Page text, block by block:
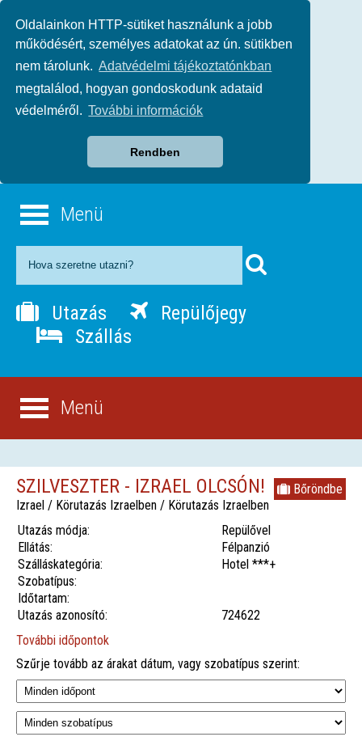
Oldalainkon HTTP-sütiket használunk a jobb
működésért, személyes adatokat az ún. sütikben
nem tárolunk. Adatvédelmi tájékoztatónkban
megtalálod, hogyan gondoskodunk adataid
védelméről. További információk
Rendben
Menü
Utazás
Repülőjegy
Szállás
Menü
SZILVESZTER - IZRAEL OLCSÓN!
Bőröndbe
Izrael / Körutazás Izraelben / Körutazás Izraelben
Utazás módja:
Repülővel
Ellátás:
Félpanzió
Szálláskategória:
Hotel ***+
Szobatípus:
Időtartam:
Utazás azonosító:
724622
További időpontok
Szűrje tovább az árakat dátum, vagy szobatípus szerint: